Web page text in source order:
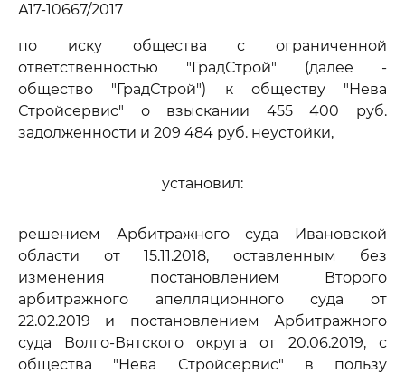
А17-10667/2017
по иску общества с ограниченной
ответственностью "ГрадСтрой" (далее -
общество "ГрадСтрой") к обществу "Нева
Стройсервис" о взыскании 455 400 руб.
задолженности и 209 484 руб. неустойки,
установил:
решением Арбитражного суда Ивановской
области от 15.11.2018, оставленным без
изменения постановлением Второго
арбитражного апелляционного суда от
22.02.2019 и постановлением Арбитражного
суда Волго-Вятского округа от 20.06.2019, с
общества "Нева Стройсервис" в пользу